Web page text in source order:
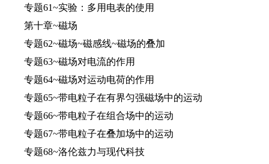
专题61~实验：多用电表的使用
第十章~磁场
专题62~磁场~磁感线~磁场的叠加
专题63~磁场对电流的作用
专题64~磁场对运动电荷的作用
专题65~带电粒子在有界匀强磁场中的运动
专题66~带电粒子在组合场中的运动
专题67~带电粒子在叠加场中的运动
专题68~洛伦兹力与现代科技